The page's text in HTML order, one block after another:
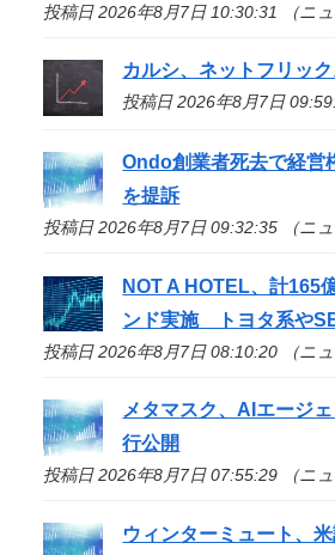
投稿日 2026年8月7日 10:30:31 （ニュ
カルシ、ネットフリッ
投稿日 2026年8月7日
Ondo創業者死去で経営
を提訴
投稿日 2026年8月7日 09:32:35 （ニュ
NOT A HOTEL、計165
ンド実施 トヨタ系や
投稿日 2026年8月7日 08:10:20 （ニュ
メタマスク、AIエージ
行公開
投稿日 2026年8月7日 07:55:29 （ニュ
ウィンターミュート、